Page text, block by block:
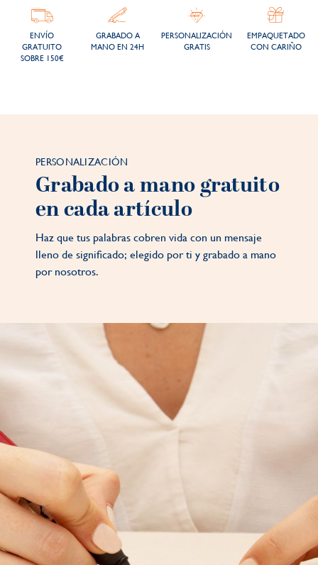
ENVÍO
GRATUITO
SOBRE 150€
GRABADO A
MANO EN 24H
PERSONALIZACIÓN
GRATIS
EMPAQUETADO
CON CARIÑO
PERSONALIZACIÓN
Grabado a mano gratuito
en cada artículo
Haz que tus palabras cobren vida con un mensaje
lleno de significado; elegido por ti y grabado a mano
por nosotros.